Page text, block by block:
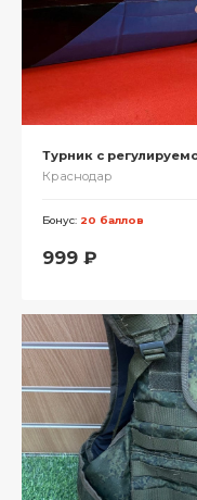
Турник с
Краснодар
Бонус: 20 баллов
999 ₽